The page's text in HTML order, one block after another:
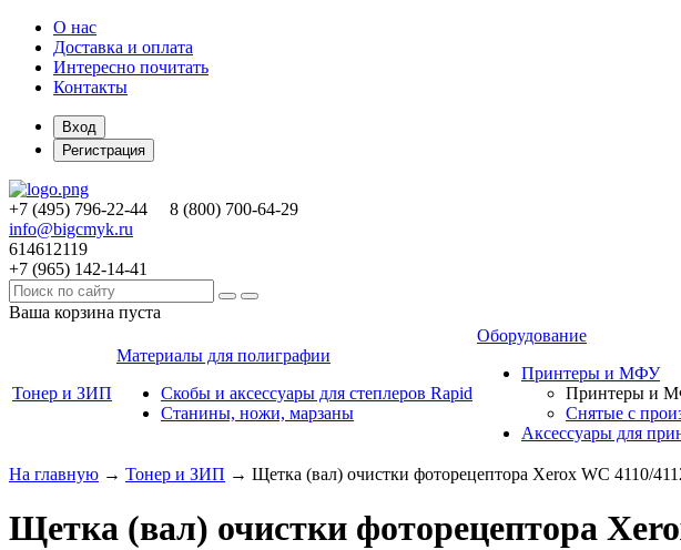
О нас
Доставка и оплата
Интересно почитать
Контакты
Вход
Регистрация
+7 (495) 796-22-44 8 (800) 700-64-29
info@bigcmyk.ru
614612119
+7 (965) 142-14-41
Ваша корзина пуста
Тонер и ЗИП
Материалы для полиграфии
Скобы и аксессуары для степлеров Rapid
Станины, ножи, марзаны
Оборудование
Принтеры и МФУ
Принтеры и
Снятые с
Аксессуары для
На главную → Тонер и ЗИП → Щетка (вал) очистки фоторецептора Xerox WC 4110/
Щетка (вал) очистки фоторецептора